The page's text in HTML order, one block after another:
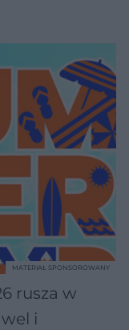
rusza w
i
MATERIAŁ SPONSOROWANY